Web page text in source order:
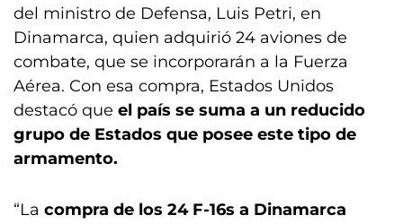
del ministro de Defensa, Luis Petri, en
Dinamarca, quien adquirió 24 aviones de
combate, que se incorporarán a la Fuerza
Aérea. Con esa compra, Estados Unidos
destacó que el país se suma a un reducido
grupo de Estados que posee este tipo de
armamento.
“La compra de los 24 F-16s a Dinamarca